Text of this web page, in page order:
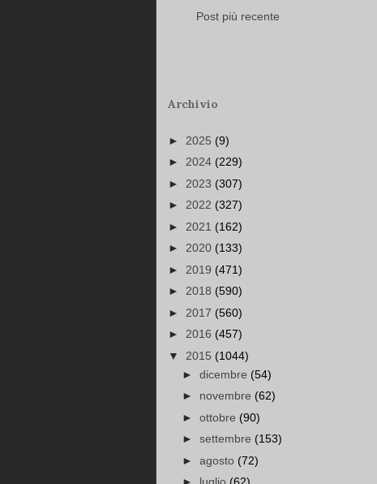
Post più recente
Archivio
► 2025 (9)
► 2024 (229)
► 2023 (307)
► 2022 (327)
► 2021 (162)
► 2020 (133)
► 2019 (471)
► 2018 (590)
► 2017 (560)
► 2016 (457)
▼ 2015 (1044)
► dicembre (54)
► novembre (62)
► ottobre (90)
► settembre (153)
► agosto (72)